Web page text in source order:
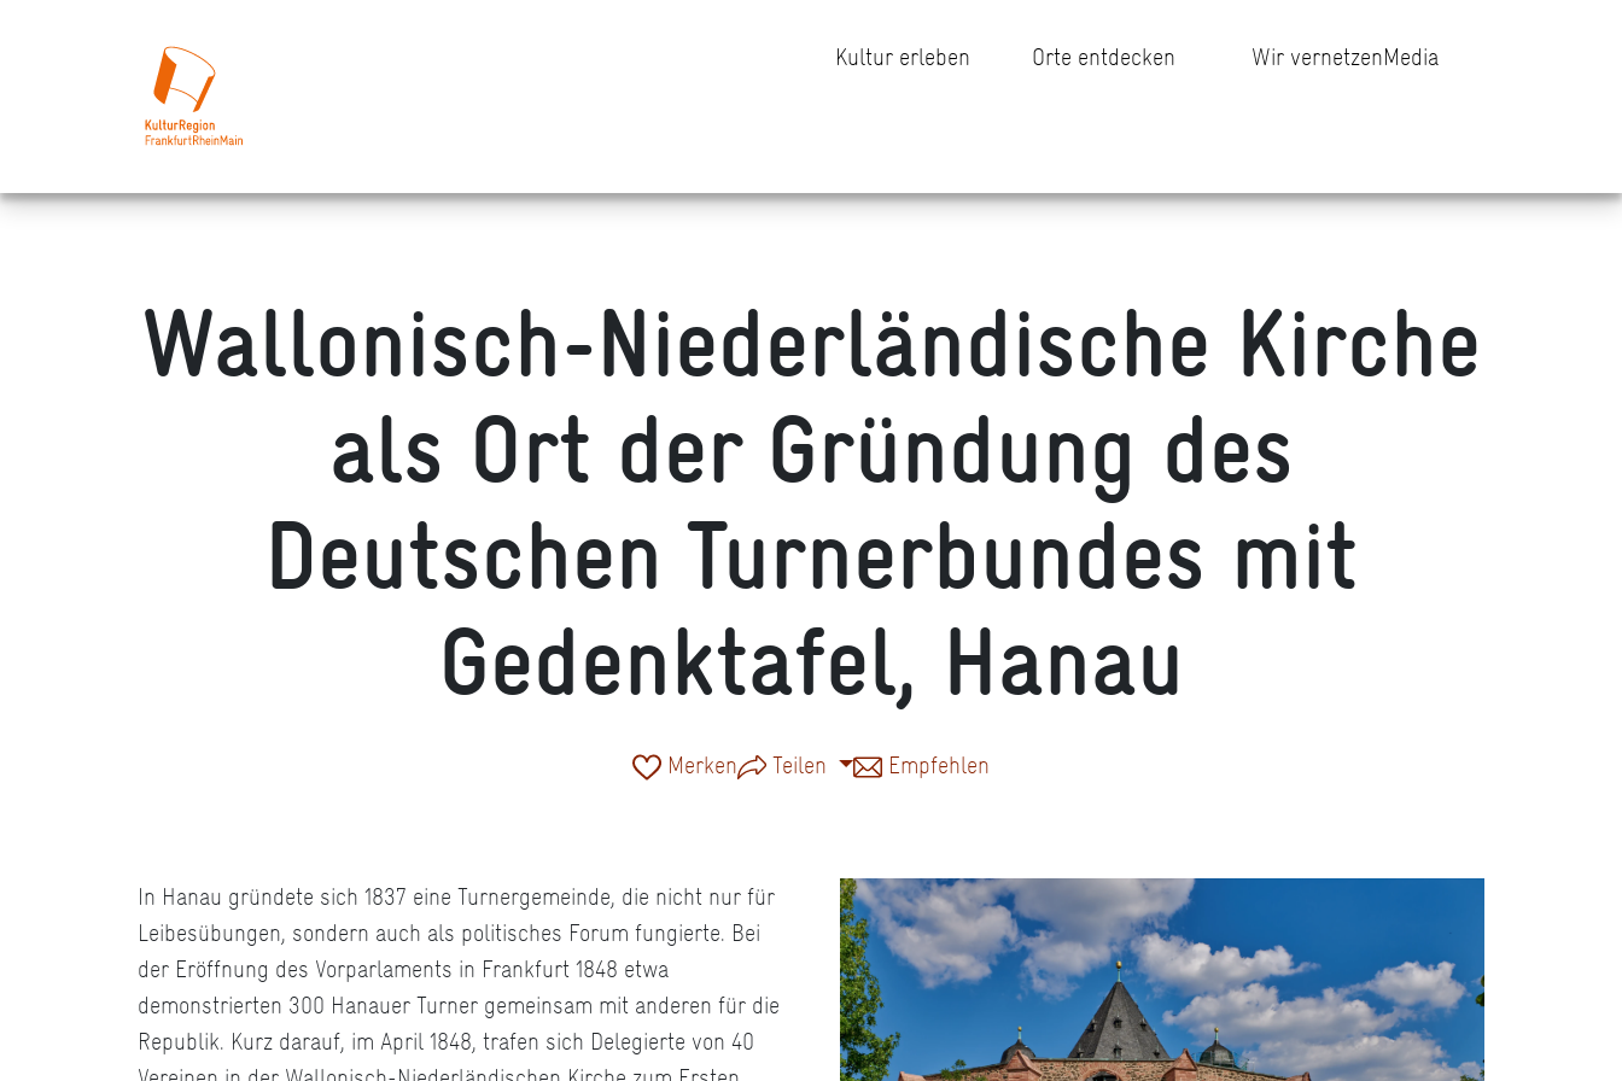
Kultur erleben Orte entdecken Wir vernetzenMedia
Wallonisch-Niederländische Kirche
als Ort der Gründung des
Deutschen Turnerbundes mit
Gedenktafel, Hanau
Merken Teilen Empfehlen
In Hanau gründete sich 1837 eine Turnergemeinde, die nicht nur für
Leibesübungen, sondern auch als politisches Forum fungierte. Bei
der Eröffnung des Vorparlaments in Frankfurt 1848 etwa
demonstrierten 300 Hanauer Turner gemeinsam mit anderen für die
Republik. Kurz darauf, im April 1848, trafen sich Delegierte von 40